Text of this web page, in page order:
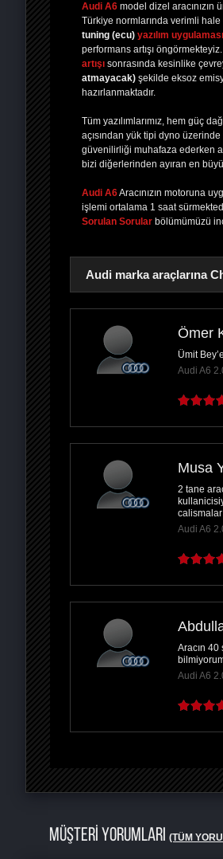
PAYLAŞPAYLAŞPLUS'TA
PAYLAŞ
PAYLAŞ
Audi A6 model dizel aracınızın
Türkiye normlarında verimli hale
tuning (ecu) yazılım uygulaması
performans artışı
artışı sonrasında kesinlike
atmayacak) şekilde eksoz
hazırlanmaktadır.
Tüm yazılımlarımız, hem güç
açısından yük tipi dyno
güvenilirliği muhafaza ederken
bizi diğerlerinden ayıran en
Audi A6Aracınızın motoruna
işlemi ortalama 1 saat
Sorulan Sorular bölümümüzü
Audi marka araçlarına
Ömer
Ümit
Audi A6
Musa
2 tane
calismalar
Audi A6
Aracın 40
Audi A6
MÜŞTERİ YORUMLARI (TÜM